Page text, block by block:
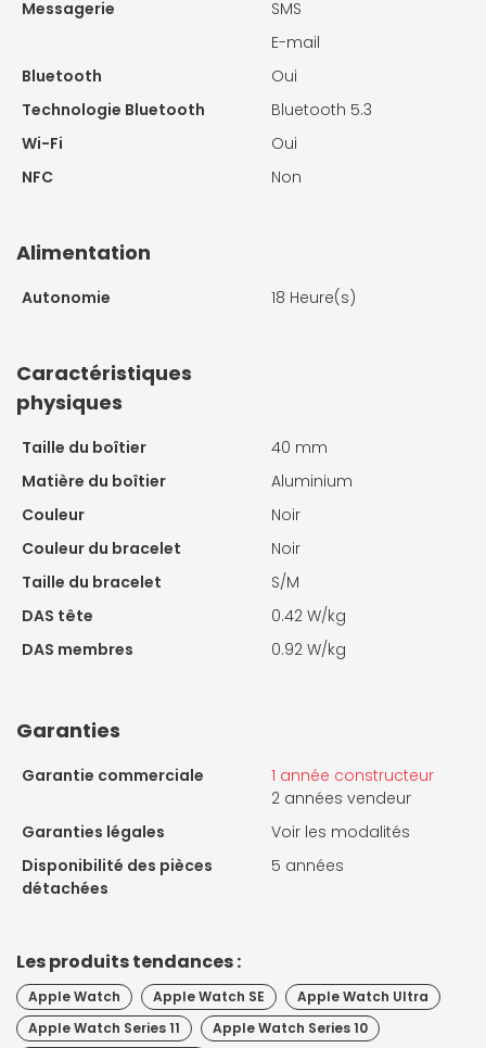
Messagerie
SMS
E-mail
Bluetooth
Oui
Technologie Bluetooth
Bluetooth 5.3
Wi-Fi
Oui
NFC
Non
Alimentation
Autonomie 18 Heure(s)
Caractéristiques
physiques
Taille du boîtier
40 mm
Matière du boîtier
Aluminium
Couleur
Noir
Couleur du bracelet
Noir
Taille du bracelet
S/M
DAS tête
0.42 W/kg
DAS membres
0.92 W/kg
Garanties
Garantie commerciale
1 année constructeur
2 années vendeur
Garanties légales
Voir les modalités
Disponibilité des pièces
détachées
5 années
Les produits tendances :
Apple Watch Apple Watch SE
Apple Watch Ultra
Apple Watch Series 11
Apple Watch Series 10